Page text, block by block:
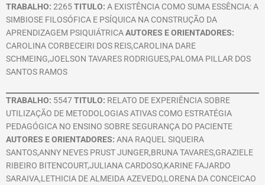
TRABALHO: 2265TITULO: A EXISTÊNCIA COMO SUMA ESSÊNCIA: A
SIMBIOSE FILOSÓFICA E PSÍQUICA NA CONSTRUÇÃO DA
APRENDIZAGEM PSIQUIÁTRICAAUTORES E ORIENTADORES:
CAROLINA CORBECEIRI DOS REIS,CAROLINA DARE
SCHMEING,JOELSON TAVARES RODRIGUES,PALOMA PILLAR DOS
SANTOS RAMOS
TRABALHO: 5547TITULO: RELATO DE EXPERIÊNCIA SOBRE
UTILIZAÇÃO DE METODOLOGIAS ATIVAS COMO ESTRATÉGIA
PEDAGÓGICA NO ENSINO SOBRE SEGURANÇA DO PACIENTE
AUTORES E ORIENTADORES: ANA RAQUEL SIQUEIRA
SANTOS,ANNY NEVES PRUST JUNGER,BRUNA TAVARES,GRAZIELE
RIBEIRO BITENCOURT,JULIANA CARDOSO,KARINE FAJARDO
SARAIVA,LETHICIA DE ALMEIDA AZEVEDO,LORENA DA CONCEICAO